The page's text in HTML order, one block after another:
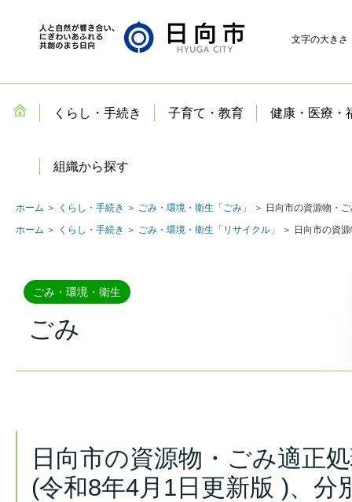
文字の大きさ
くらし・手続き 子育て・教育 健康・医療・
組織から探す
ホーム ＞ くらし・手続き ＞ ごみ・環境・衛生「ごみ」
＞ 日向市の資源物・
ホーム ＞ くらし・手続き ＞ ごみ・環境・衛生「リサイクル」 ＞ 日向市の資
ごみ・環境・衛生
ごみ
日向市の資源物・ごみ適正
(令和8年4月1日更新版 )、分